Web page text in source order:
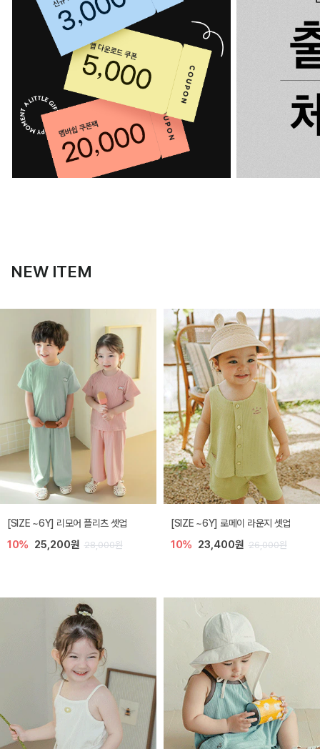
NEW ITEM
[SIZE ~6Y] 리모어 플리츠 셋업
10% 25,200원 28,000원
[SIZE ~6Y] 로메이 라운지 셋업
10% 23,400원 26,000원